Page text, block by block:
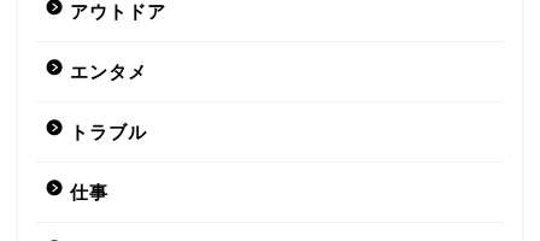
アウトドア
エンタメ
トラブル
仕事